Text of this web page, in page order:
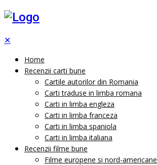
✕
Home
Recenzii carti bune
Cartile autorilor din Romania
Carti traduse in limba romana
Carti in limba engleza
Carti in limba franceza
Carti in limba spaniola
Carti in limba italiana
Recenzii filme bune
Filme europene si nord-americane